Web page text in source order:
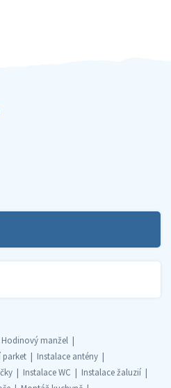
Hodinový manžel
parket
Instalace antény
Instalace WC
Instalace žaluzií